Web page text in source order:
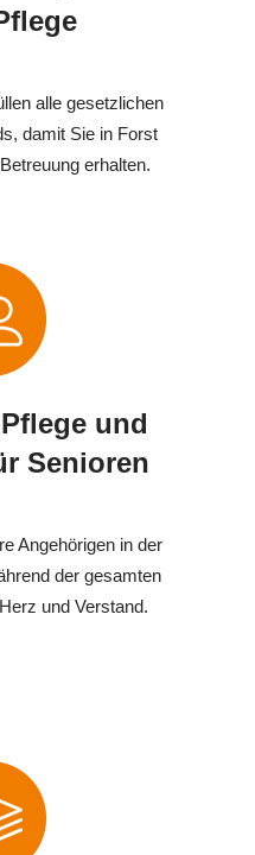
alle gesetzlichen
damit Sie in Forst
erhalten.
und
Senioren
Angehörigen in der
der gesamten
und Verstand.